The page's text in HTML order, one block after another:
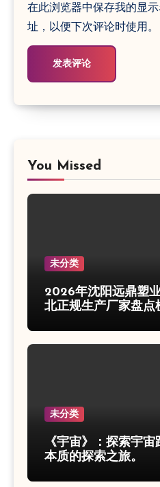
在此浏览器中保存我的显
址，以便下次评论时使用。
You Missed
未分类
2026年沈阳远鼎塑
北正规生产厂家盘点
未分类
《宇宙》：探索宇
本质的探索之旅。